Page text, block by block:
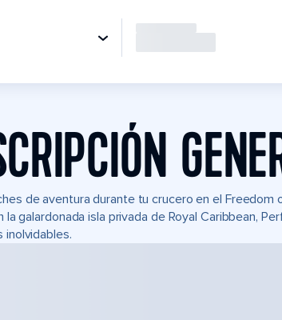
de aventura durante tu crucero en el
la galardonada isla privada de Royal Caribbean,
inolvidables.